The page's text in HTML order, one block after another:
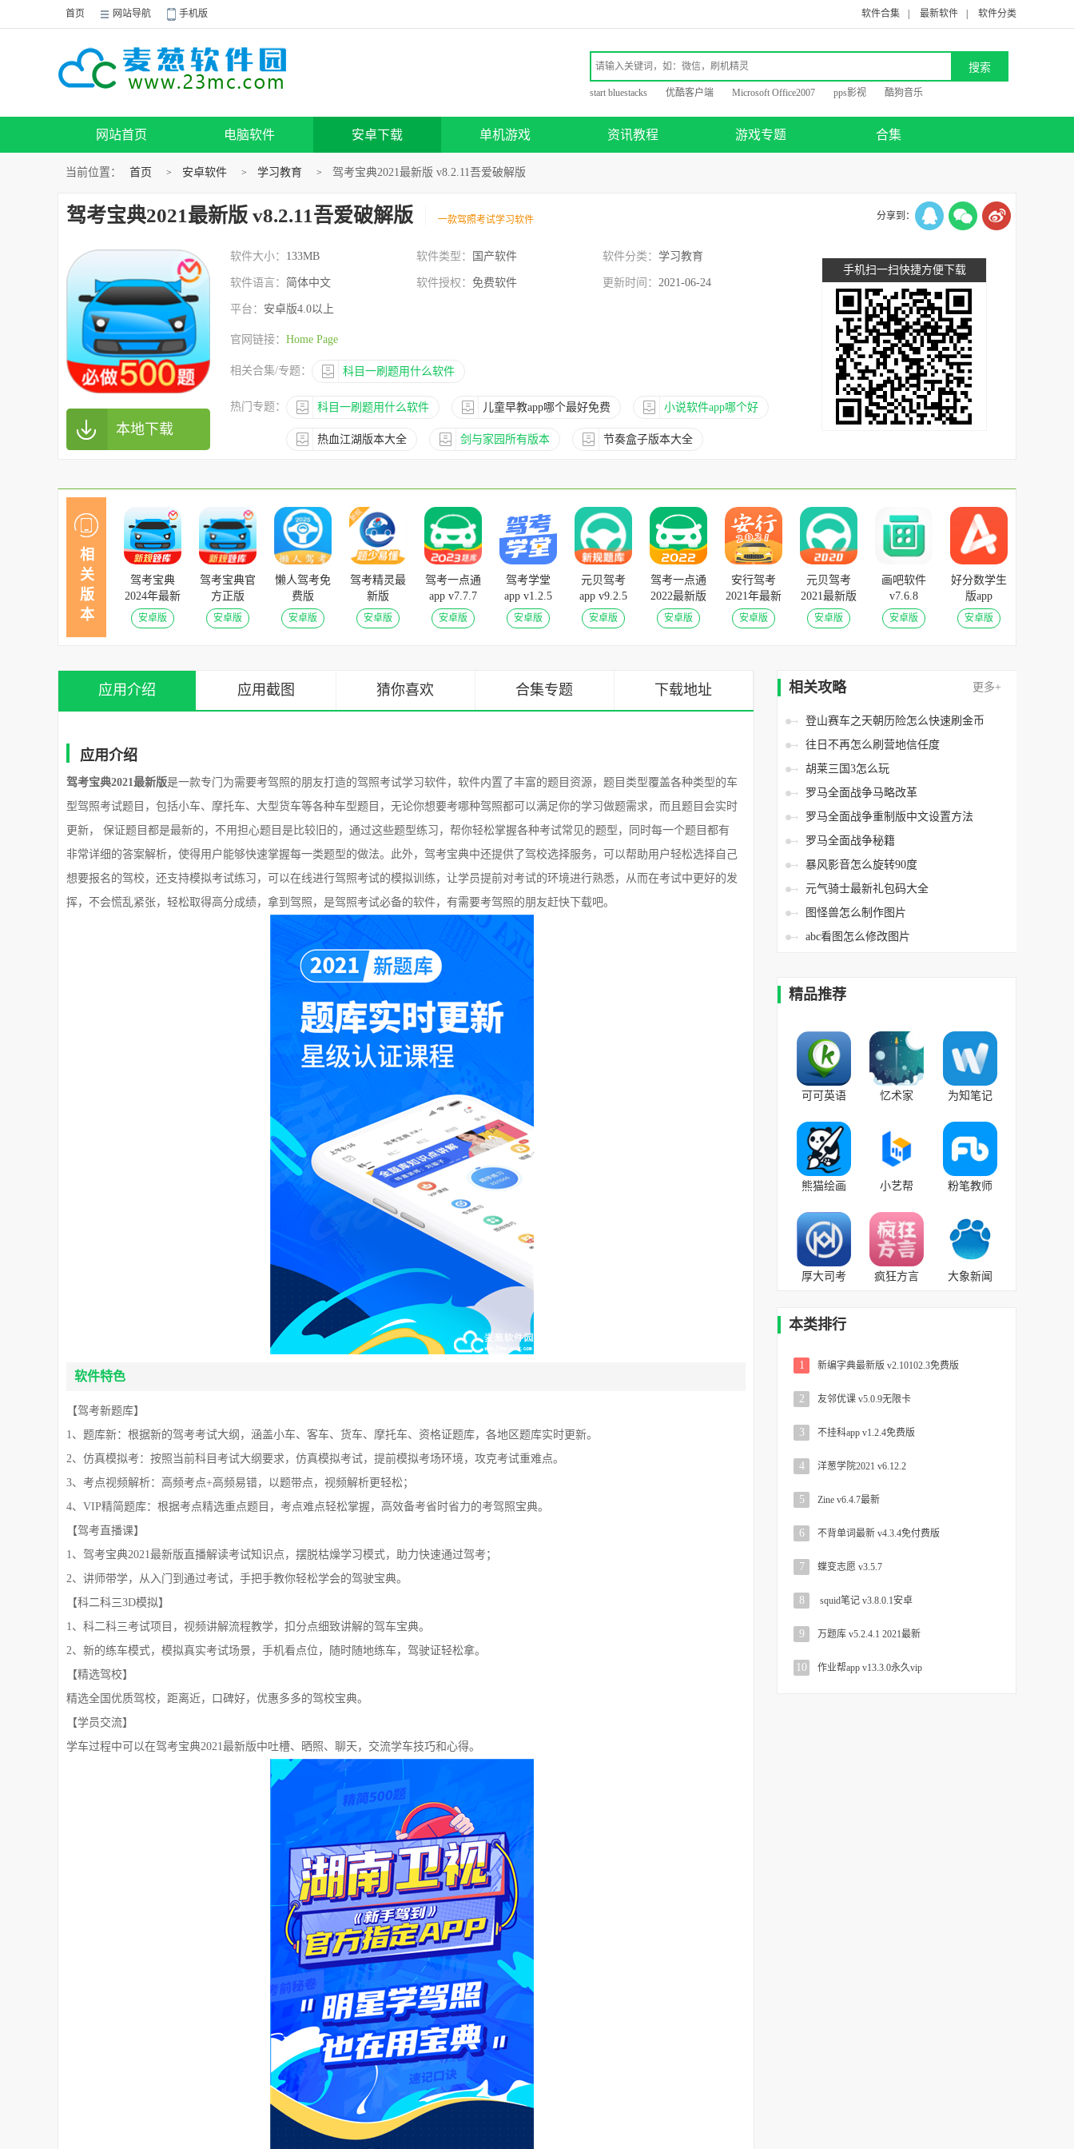
首页 网站导航 手机版 软件合集 最新软件 软件分类
start bluestacks 优酷客户端 Microsoft Office2007 pps影视 酷狗音乐
网站首页 电脑软件 安卓下载 单机游戏 资讯教程 游戏专题 合集
当前位置： 首页 > 安卓软件 > 学习教育 > 驾考宝典2021最新版 v8.2.11吾爱破解版
驾考宝典2021最新版 v8.2.11吾爱破解版 一款驾照考试学习软件 分享到：
本地下载
软件大小： 133MB 软件类型： 国产软件 软件分类： 学习教育
软件语言： 简体中文 软件授权： 免费软件 更新时间： 2021-06-24
平台： 安卓版4.0以上
官网链接： Home Page
相关合集/专题： 科目一刷题用什么软件
热门专题： 科目一刷题用什么软件 儿童早教app哪个最好免费 小说软件app哪个好
热血江湖版本大全 剑与家园所有版本 节奏盒子版本大全
手机扫一扫快捷方便下载
相
关
版
本
驾考宝典
2024年最新
版 v8.57.1
安卓版
安卓版
驾考宝典官
方正版
v8.57.1安卓
版
安卓版
懒人驾考免
费版
v2.13.10安
卓版
安卓版
驾考精灵最
新版
v1.7.8.8安
卓版
安卓版
驾考一点通
app v7.7.7
安卓版
安卓版
驾考学堂
app v1.2.5
手机版
安卓版
元贝驾考
app v9.2.5
官方版
安卓版
驾考一点通
2022最新版
v7.0.15免费
版
安卓版
安行驾考
2021年最新
v2.9.0永久
VIP版
安卓版
元贝驾考
2021最新版
v8.8.1
安卓版
画吧软件
v7.6.8
安卓版
好分数学生
版app
v4.31.52安
卓版
安卓版
相关攻略 更多+
登山赛车之天朝历险怎么快速刷金币
往日不再怎么刷营地信任度
胡莱三国3怎么玩
罗马全面战争马略改革
罗马全面战争重制版中文设置方法
罗马全面战争秘籍
暴风影音怎么旋转90度
元气骑士最新礼包码大全
图怪兽怎么制作图片
abc看图怎么修改图片
精品推荐
可可英语
卓版
忆术家
最新版
为知笔记
版
熊猫绘画
版
小艺帮
版
粉笔教师
版
厚大司考
大法考)
最新版
疯狂方言
大象新闻
本类排行
1 新编字典最新版 v2.10102.3免费版
2 友邻优课 v5.0.9无限卡
3 不挂科app v1.2.4免费版
4 洋葱学院2021 v6.12.2
5 Zine v6.4.7最新
6 不背单词最新 v4.3.4免付费版
7 蝶变志愿 v3.5.7
8 squid笔记 v3.8.0.1安卓
9 万题库 v5.2.4.1 2021最新
10 作业帮app v13.3.0永久vip
应用介绍 应用截图 猜你喜欢 合集专题 下载地址
应用介绍
驾考宝典2021最新版是一款专门为需要考驾照的朋友打造的驾照考试学习软件，软件内置了丰富的题目资源，题目类型覆盖各种类型的车
型驾照考试题目，包括小车、摩托车、大型货车等各种车型题目，无论你想要考哪种驾照都可以满足你的学习做题需求，而且题目会实时
更新， 保证题目都是最新的，不用担心题目是比较旧的，通过这些题型练习，帮你轻松掌握各种考试常见的题型，同时每一个题目都有
非常详细的答案解析，使得用户能够快速掌握每一类题型的做法。此外，驾考宝典中还提供了驾校选择服务，可以帮助用户轻松选择自己
想要报名的驾校，还支持模拟考试练习，可以在线进行驾照考试的模拟训练，让学员提前对考试的环境进行熟悉，从而在考试中更好的发
挥，不会慌乱紧张，轻松取得高分成绩，拿到驾照，是驾照考试必备的软件，有需要考驾照的朋友赶快下载吧。
软件特色
【驾考新题库】
1、题库新：根据新的驾考考试大纲，涵盖小车、客车、货车、摩托车、资格证题库，各地区题库实时更新。
2、仿真模拟考：按照当前科目考试大纲要求，仿真模拟考试，提前模拟考场环境，攻克考试重难点。
3、考点视频解析：高频考点+高频易错，以题带点，视频解析更轻松；
4、VIP精简题库：根据考点精选重点题目，考点难点轻松掌握，高效备考省时省力的考驾照宝典。
【驾考直播课】
1、驾考宝典2021最新版直播解读考试知识点，摆脱枯燥学习模式，助力快速通过驾考；
2、讲师带学，从入门到通过考试，手把手教你轻松学会的驾驶宝典。
【科二科三3D模拟】
1、科二科三考试项目，视频讲解流程教学，扣分点细致讲解的驾车宝典。
2、新的练车模式，模拟真实考试场景，手机看点位，随时随地练车，驾驶证轻松拿。
【精选驾校】
精选全国优质驾校，距离近，口碑好，优惠多多的驾校宝典。
【学员交流】
学车过程中可以在驾考宝典2021最新版中吐槽、晒照、聊天，交流学车技巧和心得。